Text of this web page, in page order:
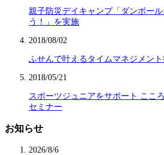
親子防災デイキャンプ「ダンボー
う！」を実施
2018/08/02
ふせんで叶えるタイムマネジメン
2018/05/21
スポーツジュニアをサポート ここ
セミナー
お知らせ
2026/8/6